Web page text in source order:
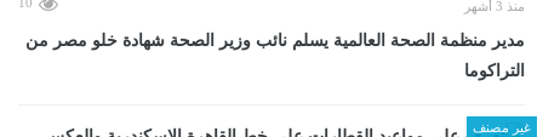
منذ 3 أشهر
مدير منظمة الصحة العالمية يسلم نائب وزير الصحة شهادة خلو مصر من
التراكوما
غير مصنف